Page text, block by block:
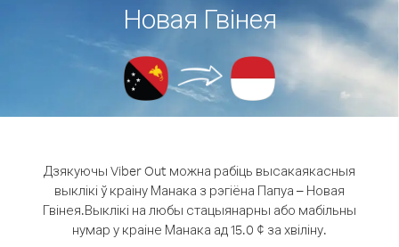
Новая Гвінея
Дзякуючы Viber Out можна рабіць высакаякасныя
выклікі ў краіну Манака з рэгіёна Папуа – Новая
Гвінея.Выклікі на любы стацыянарны або мабільны
нумар у краіне Манака ад 15.0 ¢ за хвіліну.